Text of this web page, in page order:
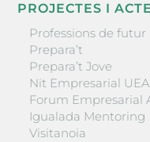
PROJECTES I
Professions de futur
Prepara’t
Prepara’t Jove
Nit Empresarial UEA
Forum Empresarial
Igualada Mentoring
Visitanoia